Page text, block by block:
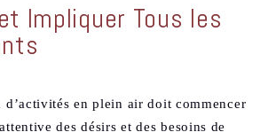
Impliquer Tous les
en plein air doit commencer
des désirs et des besoins de